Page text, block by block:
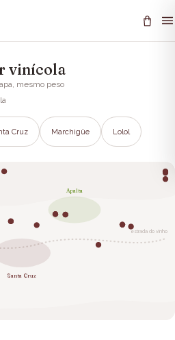
vinícola
mesmo peso
Cruz Marchigüe Lolol
estrada do vinho
Apalta
Santa Cruz